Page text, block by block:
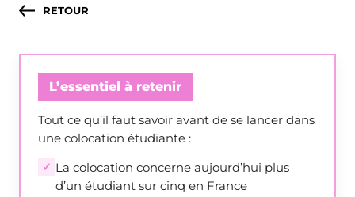
RETOUR
L’essentiel à retenir
Tout ce qu’il faut savoir avant de se lancer dans
une colocation étudiante :
✓ La colocation concerne aujourd’hui plus
d’un étudiant sur cinq en France